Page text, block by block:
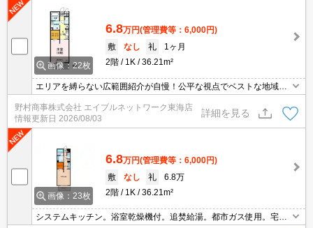
画像：22枚
6.8万円(管理費等：6,000円)
敷
なし 礼
1ヶ月
2階
1K 36.21m²
エリアを縛らない広範囲紹介が自慢！公平な視点でベストな地域を
ご提案します。現地集合・オンライン対応！
野村商事株式会社 エイブルネットワーク東海店
情報更新日 2026/08/03
詳細を見る
画像：23枚
6.8万円(管理費等：6,000円)
敷
なし 礼
6.8万
2階
1K 36.21m²
システムキッチン。浴室乾燥機付。追焚給湯。都市ガス使用。宅配